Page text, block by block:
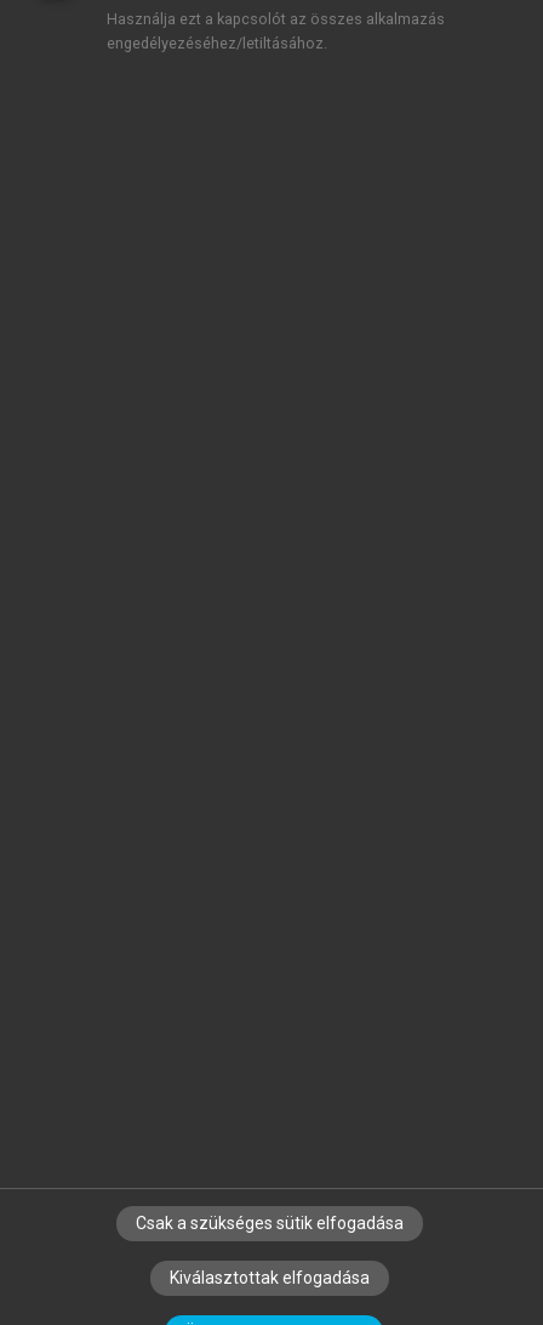
SZERZŐKNEK CÉGEKNEK KÖNYVTÁROSOKNAK
SZERKESZTÉSI ÉS LEKTORÁLÁSI ALAPELVEK
Használja ezt a kapcsolót az összes alkalmazás
engedélyezéséhez/letiltásához.
Csak a szükséges sütik elfogadása
Kiválasztottak elfogadása